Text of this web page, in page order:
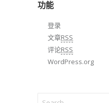
功能
登录
文章RSS
评论RSS
WordPress.org